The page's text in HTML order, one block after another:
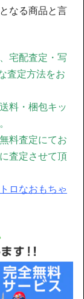
なる商品と言
宅配査定・写
査定方法をお
料・梱包キッ
料査定にてお
査定させて頂
ロなおもちゃ